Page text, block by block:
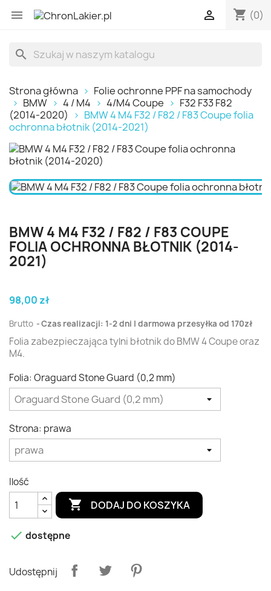
 shopping_cart (0)

search
Strona główna
Folie ochronne PPF na samochody
BMW
4 / M4 4/M4 Coupe
F32 F33 F82
(2014-2020)
BMW 4 M4 F32 / F82 / F83 Coupe folia
ochronna błotnik (2014-2021)
BMW 4 M4 F32 / F82 / F83 COUPE
FOLIA OCHRONNA BŁOTNIK (2014-
2021)
98,00 zł
Brutto Czas realizacji: 1-2 dni | darmowa przesyłka od 170zł
Folia zabezpieczająca tylni błotnik do BMW 4Coupe oraz
M4.
Folia: Oraguard Stone Guard (0,2 mm)
Strona: prawa
Ilość
 DODAJ DO KOSZYKA
 dostępne
Udostępnij